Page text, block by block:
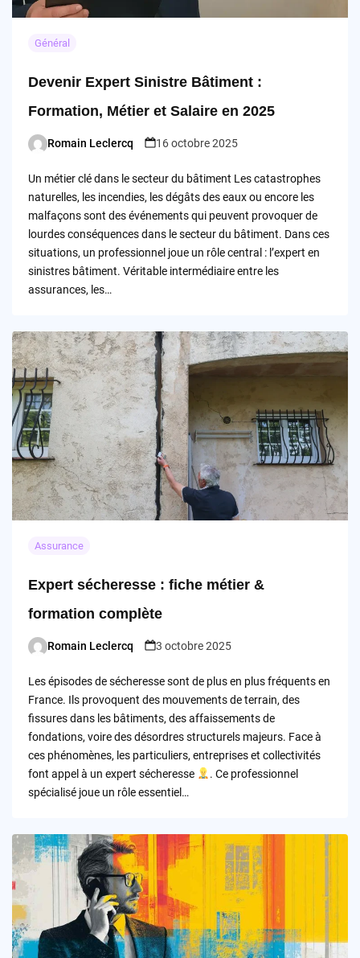
Général
Devenir Expert Sinistre Bâtiment :
Formation, Métier et Salaire en 2025
Posted
Romain Leclercq 16 octobre 2025
Un métier clé dans le secteur du bâtiment Les catastrophes
naturelles, les incendies, les dégâts des eaux ou encore les
malfaçons sont des événements qui peuvent provoquer de
lourdes conséquences dans le secteur du bâtiment. Dans ces
situations, un professionnel joue un rôle central : l’expert en
sinistres bâtiment. Véritable intermédiaire entre les
assurances, les…
Assurance
Expert sécheresse : fiche métier &
formation complète
Posted
Romain Leclercq 3 octobre 2025
Les épisodes de sécheresse sont de plus en plus fréquents en
France. Ils provoquent des mouvements de terrain, des
fissures dans les bâtiments, des affaissements de
fondations, voire des désordres structurels majeurs. Face à
ces phénomènes, les particuliers, entreprises et collectivités
font appel à un expert sécheresse
. Ce professionnel
spécialisé joue un rôle essentiel…